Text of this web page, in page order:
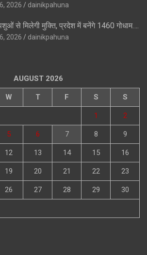
2026 dainikpahuna
से मिलेगी मुक्ति, प्रदेश में बनेंगे 1460 गोधाम….
2026 dainikpahuna
AUGUST 2026
W T F S S
1 2
5 6 7 8 9
12 13 14 15 16
19 20 21 22 23
26 27 28 29 30